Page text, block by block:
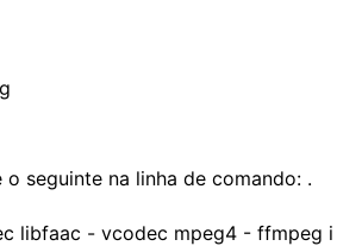
o seguinte na linha de comando: .
libfaac - vcodec mpeg4 - ffmpeg i